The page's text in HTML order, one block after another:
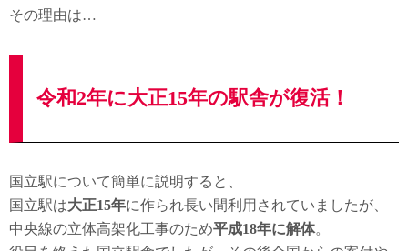
その理由は…
令和2年に大正15年の駅舎が復活！
国立駅について簡単に説明すると、
国立駅は大正15年に作られ長い間利用されていましたが、
中央線の立体高架化工事のため平成18年に解体。